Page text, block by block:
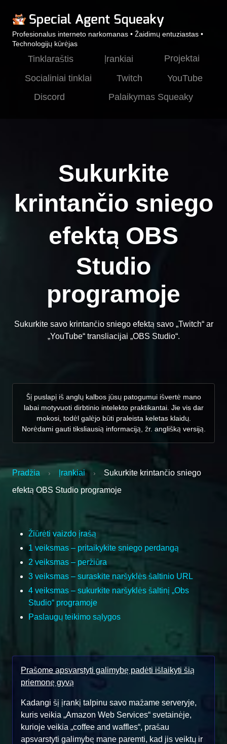
Profesionalus interneto narkomanas • Žaidimų entuziastas •
Technologijų kūrėjas
Tinklaraštis Įrankiai
Projektai
Socialiniai tinklai
Twitch
YouTube
Discord
Palaikymas Squeaky
Sukurkite
krintančio sniego
efektą OBS
Studio
programoje
Sukurkite savo krintančio sniego efektą savo „Twitch“ ar
„YouTube“ transliacijai „OBS Studio“.
Šį puslapį iš anglų kalbos jūsų patogumui išvertė mano
labai motyvuoti dirbtinio intelekto praktikantai. Jie vis dar
mokosi, todėl galėjo būti praleista keletas klaidų.
Norėdami gauti tiksliausią informaciją, žr. anglišką versiją.
Pradžia › Įrankiai ›
Sukurkite krintančio sniego
efektą OBS Studio programoje
Žiūrėti vaizdo įrašą
1 veiksmas – pritaikykite sniego perdangą
2 veiksmas – peržiūra
3 veiksmas – suraskite naršyklės šaltinio URL
4 veiksmas – sukurkite naršyklės šaltinį „Obs
Studio“ programoje
Paslaugų teikimo sąlygos
Prašome apsvarstyti galimybę padėti išlaikyti šią
priemonę gyvą
Kadangi šį įrankį talpinu savo mažame serveryje,
kuris veikia „Amazon Web Services“ svetainėje,
kurioje veikia „coffee and waffles“, prašau
apsvarstyti galimybę mane paremti, kad jis veiktų ir